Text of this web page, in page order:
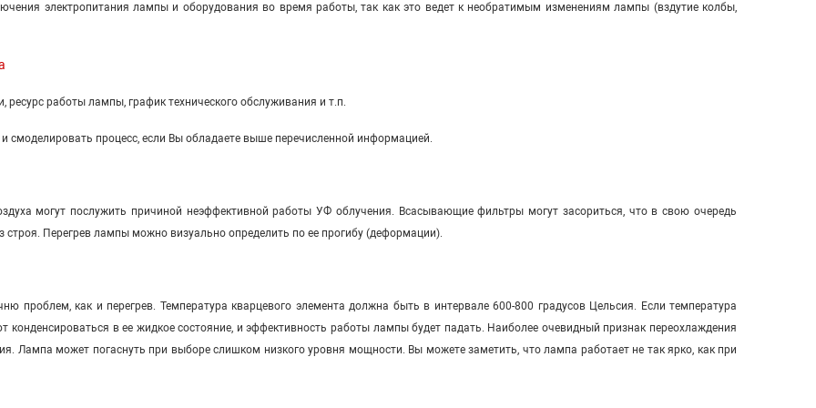
электропитания лампы и оборудования во время работы, так как это ведет к необратимым изменениям лампы (вздутие колбы,
работы лампы, график технического обслуживания и т.п.
процесс, если Вы обладаете выше перечисленной информацией.
могут послужить причиной неэффективной работы УФ облучения. Всасывающие фильтры могут засориться, что в свою очередь
Перегрев лампы можно визуально определить по ее прогибу (деформации).
проблем, как и перегрев. Температура кварцевого элемента должна быть в интервале 600-800 градусов Цельсия. Если температура
конденсироваться в ее жидкое состояние, и эффективность работы лампы будет падать. Наиболее очевидный признак переохлаждения
Лампа может погаснуть при выборе слишком низкого уровня мощности. Вы можете заметить, что лампа работает не так ярко, как при